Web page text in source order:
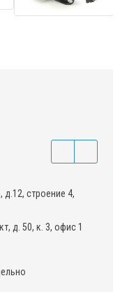
д.12, строение 4,
д. 50, к. 3, офис 1